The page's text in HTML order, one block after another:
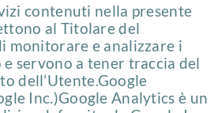
contenuti nella presente
al Titolare del
monitorare e analizzare i
servono a tener traccia del
dell’Utente.Google
Inc.)Google Analytics è un